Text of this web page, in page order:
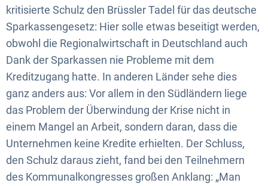
kritisierte Schulz den Brüssler Tadel für das deutsche
Sparkassengesetz: Hier solle etwas beseitigt werden,
obwohl die Regionalwirtschaft in Deutschland auch
Dank der Sparkassen nie Probleme mit dem
Kreditzugang hatte. In anderen Länder sehe dies
ganz anders aus: Vor allem in den Südländern liege
das Problem der Überwindung der Krise nicht in
einem Mangel an Arbeit, sondern daran, dass die
Unternehmen keine Kredite erhielten. Der Schluss,
den Schulz daraus zieht, fand bei den Teilnehmern
des Kommunalkongresses großen Anklang: „Man